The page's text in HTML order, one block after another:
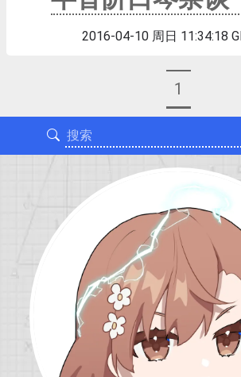
2016-04-10 周日 11:34:18
1